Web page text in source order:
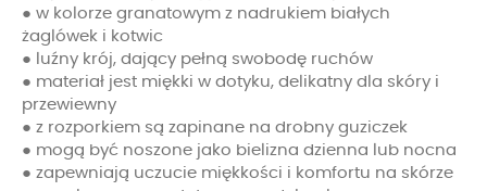
● w kolorze granatowym z nadrukiem białych
żaglówek i kotwic
● luźny krój, dający pełną swobodę ruchów
● materiał jest miękki w dotyku, delikatny dla skóry i
przewiewny
● z rozporkiem są zapinane na drobny guziczek
● mogą być noszone jako bielizna dzienna lub nocna
● zapewniają uczucie miękkości i komfortu na skórze